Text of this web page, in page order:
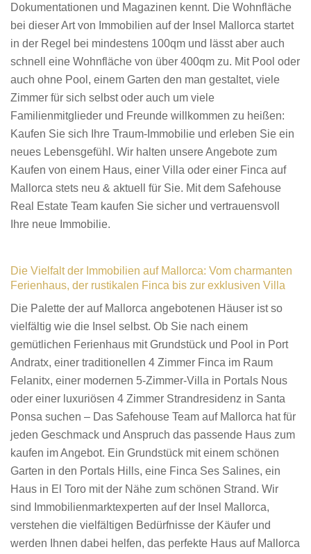
Dokumentationen und Magazinen kennt. Die Wohnfläche
bei dieser Art von Immobilien auf der Insel Mallorca startet
in der Regel bei mindestens 100qm und lässt aber auch
schnell eine Wohnfläche von über 400qm zu. Mit Pool oder
auch ohne Pool, einem Garten den man gestaltet, viele
Zimmer für sich selbst oder auch um viele
Familienmitglieder und Freunde willkommen zu heißen:
Kaufen Sie sich Ihre Traum-Immobilie und erleben Sie ein
neues Lebensgefühl. Wir halten unsere Angebote zum
Kaufen von einem Haus, einer Villa oder einer Finca auf
Mallorca stets neu & aktuell für Sie. Mit dem Safehouse
Real Estate Team kaufen Sie sicher und vertrauensvoll
Ihre neue Immobilie.
Die Vielfalt der Immobilien auf Mallorca: Vom charmanten
Ferienhaus, der rustikalen Finca bis zur exklusiven Villa
Die Palette der auf Mallorca angebotenen Häuser ist so
vielfältig wie die Insel selbst. Ob Sie nach einem
gemütlichen Ferienhaus mit Grundstück und Pool in Port
Andratx, einer traditionellen 4 Zimmer Finca im Raum
Felanitx, einer modernen 5-Zimmer-Villa in Portals Nous
oder einer luxuriösen 4 Zimmer Strandresidenz in Santa
Ponsa suchen – Das Safehouse Team auf Mallorca hat für
jeden Geschmack und Anspruch das passende Haus zum
kaufen im Angebot. Ein Grundstück mit einem schönen
Garten in den Portals Hills, eine Finca Ses Salines, ein
Haus in El Toro mit der Nähe zum schönen Strand. Wir
sind Immobilienmarktexperten auf der Insel Mallorca,
verstehen die vielfältigen Bedürfnisse der Käufer und
werden Ihnen dabei helfen, das perfekte Haus auf Mallorca